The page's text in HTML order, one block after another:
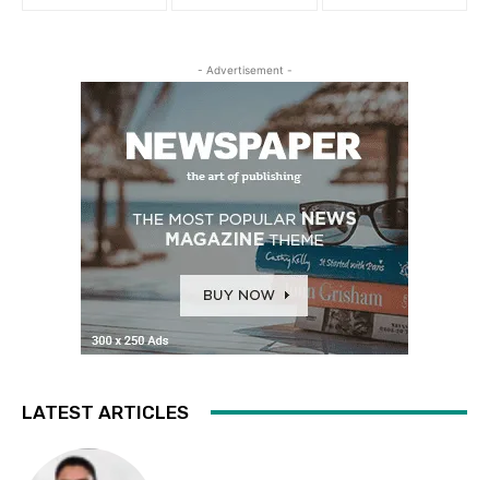
- Advertisement -
LATEST ARTICLES